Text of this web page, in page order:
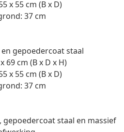
x 55 cm (B x D)
37 cm
gepoedercoat staal
69 cm (B x D x H)
x 55 cm (B x D)
37 cm
gepoedercoat staal en massief